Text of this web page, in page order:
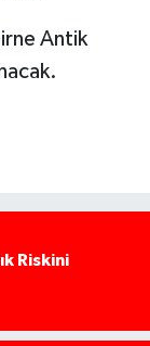
Antik
Riskini